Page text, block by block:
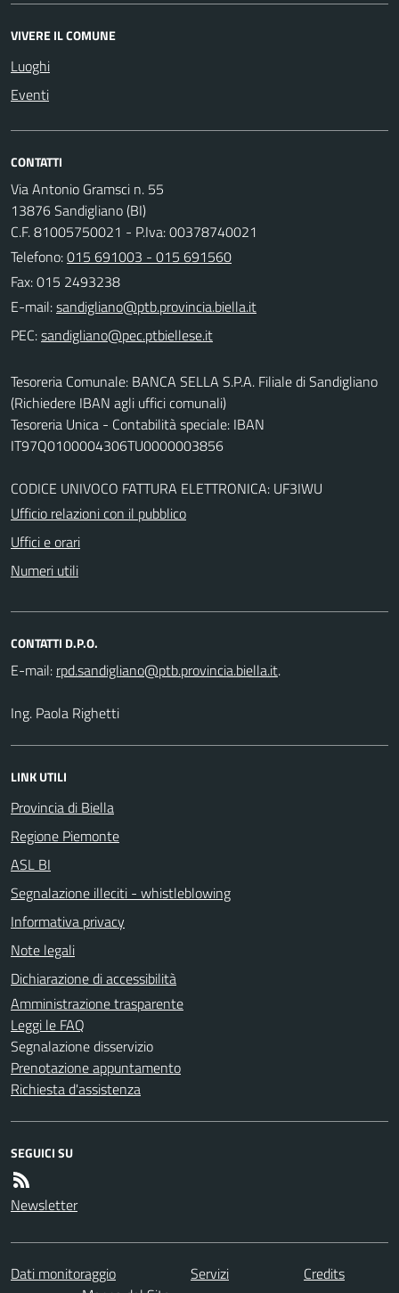
VIVERE IL COMUNE
Luoghi
Eventi
CONTATTI
Via Antonio Gramsci n. 55
13876 Sandigliano (BI)
C.F. 81005750021 - P.Iva: 00378740021
Telefono:015 691003 - 015 691560
Fax: 015 2493238
E-mail:
PEC:
Tesoreria Comunale: BANCA SELLA S.P.A. Filiale di Sandigliano
(Richiedere IBAN agli uffici comunali)
Tesoreria Unica - Contabilità speciale: IBAN
IT97Q0100004306TU0000003856
CODICE UNIVOCO FATTURA ELETTRONICA: UF3IWU
Ufficio relazioni con il pubblico
Uffici e orari
Numeri utili
CONTATTI D.P.O.
E-mail:
.
Ing. Paola Righetti
LINK UTILI
Provincia di Biella
Regione Piemonte
ASL BI
Segnalazione illeciti - whistleblowing
Informativa privacy
Note legali
Dichiarazione di accessibilità
Amministrazione trasparente
Leggi le FAQ
Segnalazione disservizio
Prenotazione appuntamento
Richiesta d'assistenza
SEGUICI SU
Newsletter
Dati monitoraggio Servizi
Credits